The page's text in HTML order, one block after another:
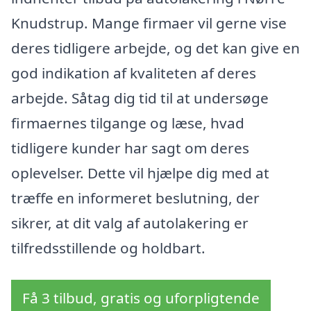
Knudstrup. Mange firmaer vil gerne vise
deres tidligere arbejde, og det kan give en
god indikation af kvaliteten af deres
arbejde. Såtag dig tid til at undersøge
firmaernes tilgange og læse, hvad
tidligere kunder har sagt om deres
oplevelser. Dette vil hjælpe dig med at
træffe en informeret beslutning, der
sikrer, at dit valg af autolakering er
tilfredsstillende og holdbart.
Få 3 tilbud, gratis og uforpligtende